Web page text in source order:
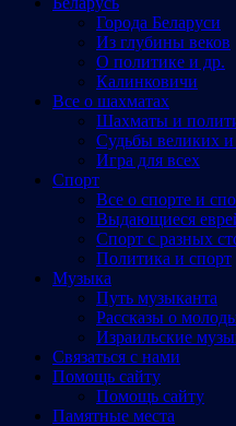
Города Беларуси
Из глубины веков
О политике и др.
Калинковичи
Все о шахматах
Шахматы и
Судьбы великих
Игра для всех
Спорт
Все о спорте и
Выдающиеся
Спорт с разных
Политика и спорт
Музыка
Путь музыканта
Рассказы о
Израильские
Cвязаться с нами
Помощь сайту
Помощь сайту
Памятные места